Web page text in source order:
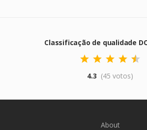
Classificação de qualidade
4.3 (45 votos)
About